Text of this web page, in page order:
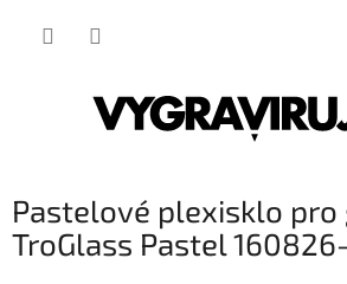
Pastelové plexisklo
TroGlass Pastel